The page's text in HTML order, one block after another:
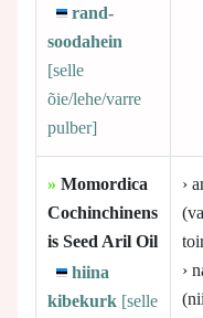
rand-
soodahein
[selle
õie/lehe/varre
pulber]
» Momordica
Cochinchinens
is Seed Aril Oil
hiina
kibekurk [selle
›
›